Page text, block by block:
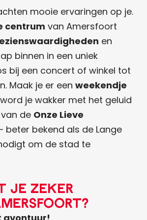
mooie ervaringen op je.
centrum van Amersfoort
en
binnen in een uniek
bij een concert of winkel tot
Maak je er een weekendje
je wakker met het geluid
de Onze Lieve
beter bekend als de Lange
om de stad te
je zeker